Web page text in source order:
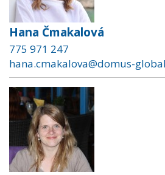
Hana Čmakalová
775 971 247
hana.cmakalova@domus-